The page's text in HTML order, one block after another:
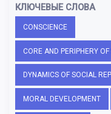
КЛЮЧЕВЫЕ СЛОВА
CONSCIENCE
CORE AND PERIPHERY
DYNAMICS OF SOCIAL
MORAL DEVELOPMENT